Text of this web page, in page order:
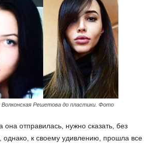
Решетова до пластики. Фото
она отправилась, нужно сказать, без
однако, к своему удивлению, прошла все